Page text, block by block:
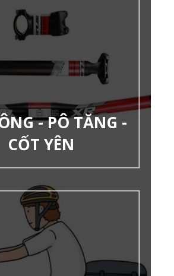
- PÔ TĂNG -
CỐT YÊN